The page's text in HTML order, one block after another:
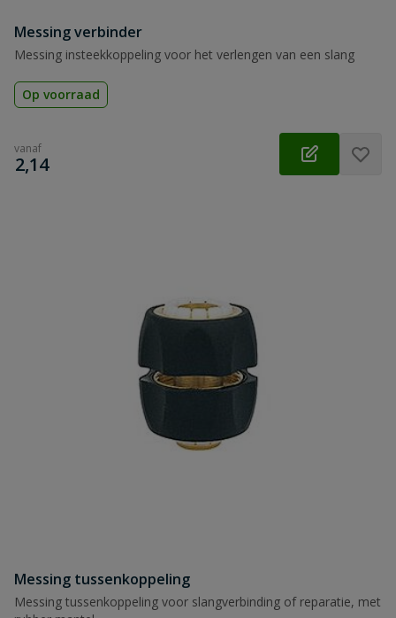
Messing verbinder
Messing insteekkoppeling voor het verlengen van een slang
Op voorraad
vanaf
€
2,14
Messing tussenkoppeling
Messing tussenkoppeling voor slangverbinding of reparatie, met